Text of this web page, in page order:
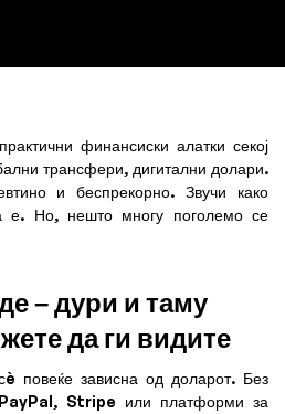
финансиски алатки секој
трансфери, дигитални долари.
и беспрекорно. Звучи како
е. Но, нешто многу поголемо се
– дури и таму
да ги видите
повеќе зависна од доларот. Без
PayPal, Stripe или платформи за